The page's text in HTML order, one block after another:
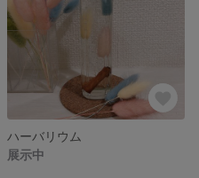
ハーバリウム
展示中